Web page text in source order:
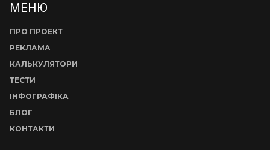
МЕНЮ
ПРО ПРОЕКТ
РЕКЛАМА
КАЛЬКУЛЯТОРИ
ТЕСТИ
ІНФОГРАФІКА
БЛОГ
КОНТАКТИ